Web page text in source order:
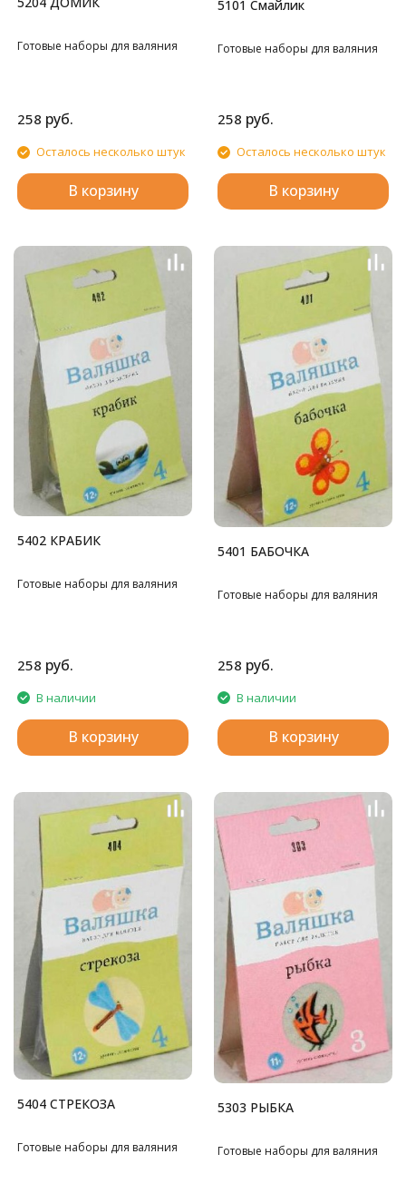
Готовые наборы для валяния
258 руб.
Осталось несколько штук
В корзину
5101 Cмайлик
Готовые наборы для валяния
258 руб.
Осталось несколько штук
В корзину
5402 КРАБИК
Готовые наборы для валяния
258 руб.
В наличии
В корзину
5401 БАБОЧКА
Готовые наборы для валяния
258 руб.
В наличии
В корзину
5404 СТРЕКОЗА
Готовые наборы для валяния
5303 РЫБКА
Готовые наборы для валяния